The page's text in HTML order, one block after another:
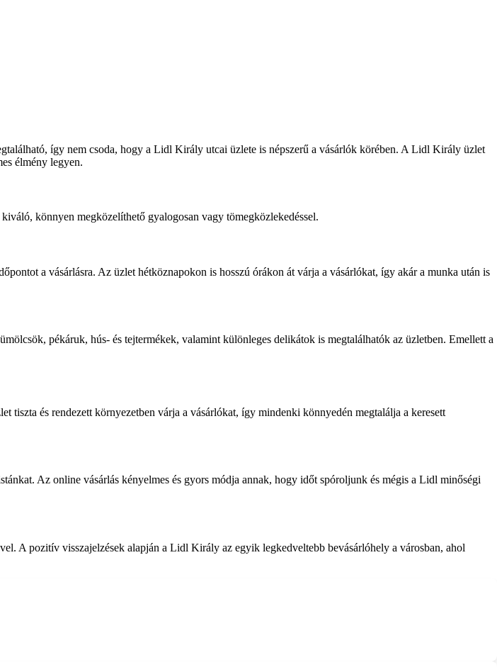
így nem csoda, hogy a Lidl Király utcai üzlete is népszerű a vásárlók körében. A Lidl Király üzlet
élmény legyen.
könnyen megközelíthető gyalogosan vagy tömegközlekedéssel.
a vásárlásra. Az üzlet hétköznapokon is hosszú órákon át várja a vásárlókat, így akár a munka után is
pékáruk, hús- és tejtermékek, valamint különleges delikátok is megtalálhatók az üzletben. Emellett a
és rendezett környezetben várja a vásárlókat, így mindenki könnyedén megtalálja a keresett
Az online vásárlás kényelmes és gyors módja annak, hogy időt spóroljunk és mégis a Lidl minőségi
A pozitív visszajelzések alapján a Lidl Király az egyik legkedveltebb bevásárlóhely a városban, ahol